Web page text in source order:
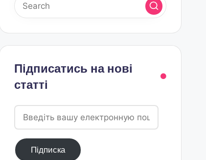
Підписатись на нові
статті
Введіть
вашу
електронную
поштуПідписка